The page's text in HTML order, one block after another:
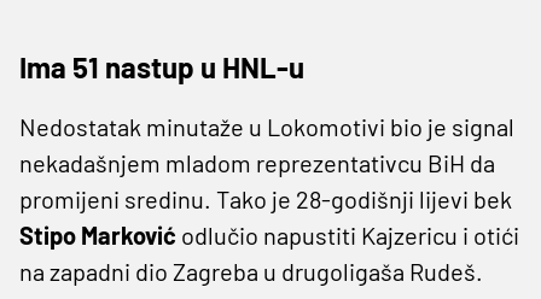
Ima 51 nastup u HNL-u
Nedostatak minutaže u Lokomotivi bio je signal
nekadašnjem mladom reprezentativcu BiH da
promijeni sredinu. Tako je 28-godišnji lijevi bek
Stipo Marković odlučio napustiti Kajzericu i otići
na zapadni dio Zagreba u drugoligaša Rudeš.